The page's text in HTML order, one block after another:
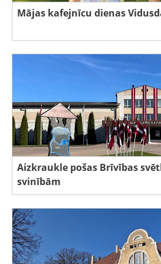
Mājas kafejnīcu dienas
Aizkraukle pošas Brīvības
svinībām